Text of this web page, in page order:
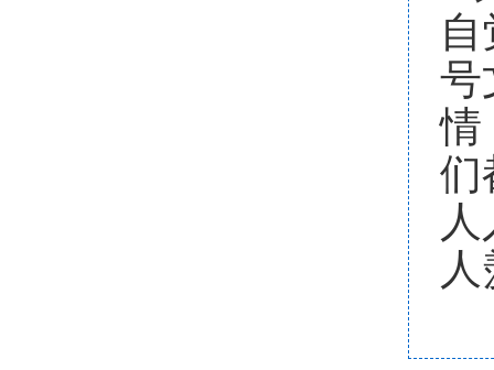
号
情
们